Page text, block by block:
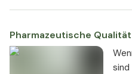
Pharmazeutische Qualität